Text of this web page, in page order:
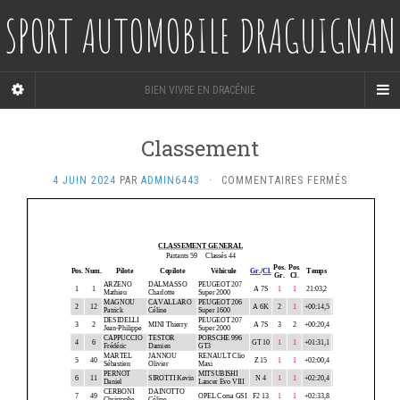
SPORT AUTOMOBILE DRAGUIGNAN
BIEN VIVRE EN DRACÉNIE
Classement
4 JUIN 2024 PAR ADMIN6443 · COMMENTAIRES FERMÉS